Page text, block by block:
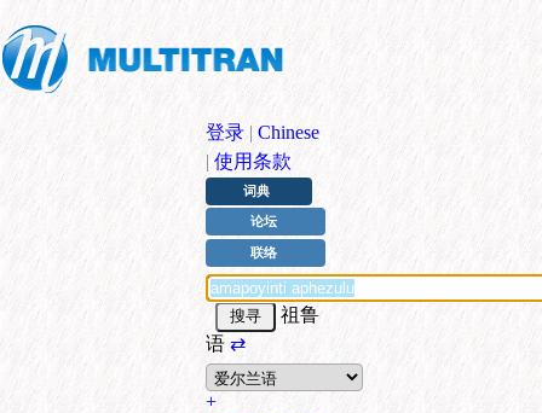
登录 | Chinese
| 使用条款
词典
论坛
联络
祖鲁
语 ⇄
+